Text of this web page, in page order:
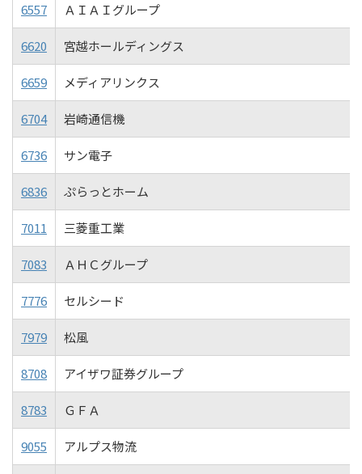
6557 ＡＩＡＩグループ
6620 宮越ホールディングス
6659 メディアリンクス
6704 岩崎通信機
6736 サン電子
6836 ぷらっとホーム
7011 三菱重工業
7083 ＡＨＣグループ
7776 セルシード
7979 松風
8708 アイザワ証券グループ
8783 ＧＦＡ
9055 アルプス物流